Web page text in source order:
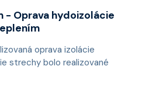
- Oprava hydoizolácie
oprava izolácie
strechy bolo realizované